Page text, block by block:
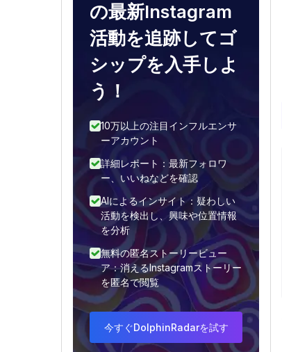
の最新Instagram
活動を追跡してゴ
シップを入手しよ
う！
10万以上の注目インフルエンサ
ーアカウント
詳細レポート：最新フォロワ
ー、いいねなどを確認
AIによるインサイト：疑わしい
活動を検出し、興味や位置情報
を分析
無料の匿名ストーリービュー
ア：消えるInstagramストーリー
を匿名で閲覧
今すぐDolphinRadarを試す